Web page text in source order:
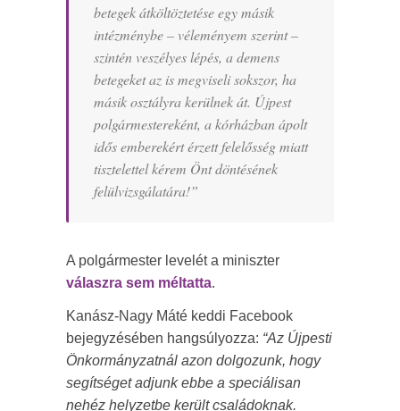
betegek átköltöztetése egy másik
intézménybe – véleményem szerint –
szintén veszélyes lépés, a demens
betegeket az is megviseli sokszor, ha
másik osztályra kerülnek át. Újpest
polgármestereként, a kórházban ápolt
idős emberekért érzett felelősség miatt
tisztelettel kérem Önt döntésének
felülvizsgálatára!”
A polgármester levelét a miniszter
válaszra sem méltatta.
Kanász-Nagy Máté keddi Facebook
bejegyzésében hangsúlyozza: “Az Újpesti
Önkormányzatnál azon dolgozunk, hogy
segítséget adjunk ebbe a speciálisan
nehéz helyzetbe került családoknak.